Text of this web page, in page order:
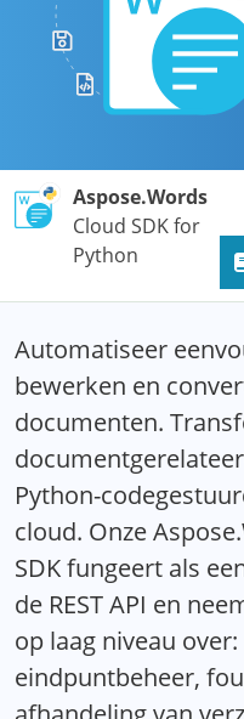
Aspose.Words
Cloud SDK for
Python
Automatiseer
bewerken en
documenten.
Python-
cloud. Onze
SDK fungeert als
de REST API en
op laag niveau
eindpuntbeheer,